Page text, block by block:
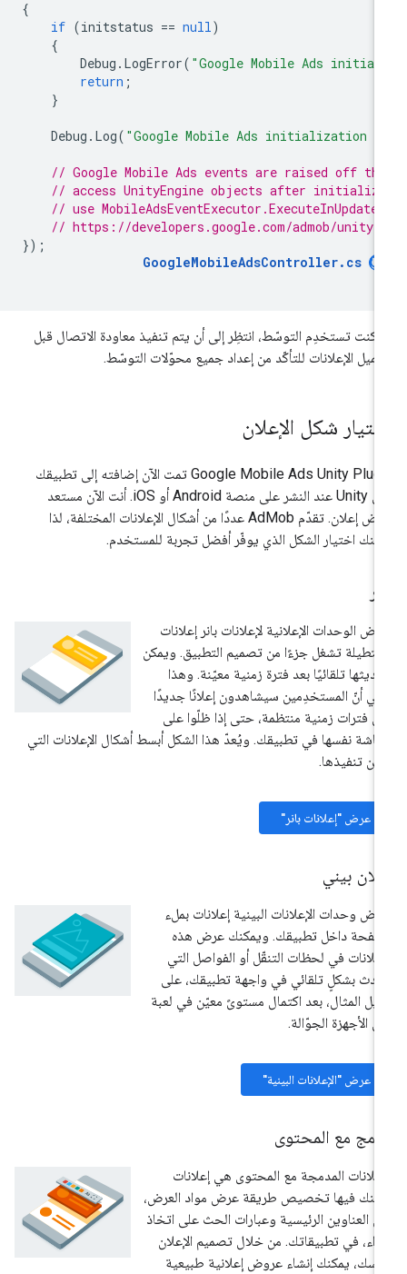
if (initstatus == null
Debug.LogError("Google Mobile Ads
return
Debug.Log("Google Mobile Ads initialization
// Google Mobile Ads events are raised off
// access UnityEngine objects after
// use
// https://developers.google.com/admob/unity/
GoogleMobileAdsController. cs
كنت تستخدِم التوسّط، انتظِر إلى أن يتم تنفيذ معاودة الاتصال قبل
الإعلانات للتأكّد من إعداد جميع محوّلات التوسّط.
شكل الإعلان
Google Mobile Ads Unityتمت الآن إضافته إلى تطبيقك
على Unity عند النشر على منصة Android أو iOS. أنت الآن مستعد
لعرض إعلان. تقدّم AdMob عددًا من أشكال الإعلانات المختلفة، لذا
اختيار الشكل الذي يوفّر أفضل تجربة للمستخدم.
الوحدات الإعلانية لإعلانات بانر إعلانات
تشغل جزءًا من تصميم التطبيق. ويمكن
تلقائيًا بعد فترة زمنية معيّنة. وهذا
أنّ المستخدِمين سيشاهدون إعلانًا جديدًا
فترات زمنية منتظمة، حتى إذا ظلّوا على
نفسها في تطبيقك. ويُعدّ هذا الشكل أبسط أشكال الإعلانات التي
تنفيذها.
عرض "إعلانات بانر"
بيني
وحدات الإعلانات البينية إعلانات بملء
داخل تطبيقك. ويمكنك عرض هذه
في لحظات التنقّل أو الفواصل التي
بشكلٍ تلقائي في واجهة تطبيقك، على
المثال، بعد اكتمال مستوىً معيّن في لعبة
الأجهزة الجوّالة.
عرض "الإعلانات البينية"
مع المحتوى
المدمجة مع المحتوى هي إعلانات
فيها تخصيص طريقة عرض مواد العرض،
العناوين الرئيسية وعبارات الحث على اتخاذ
في تطبيقاتك. من خلال تصميم الإعلان
يمكنك إنشاء عروض إعلانية طبيعية